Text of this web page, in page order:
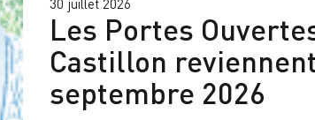
30 juillet 2026
Les Portes
Castillon
septembre 2026